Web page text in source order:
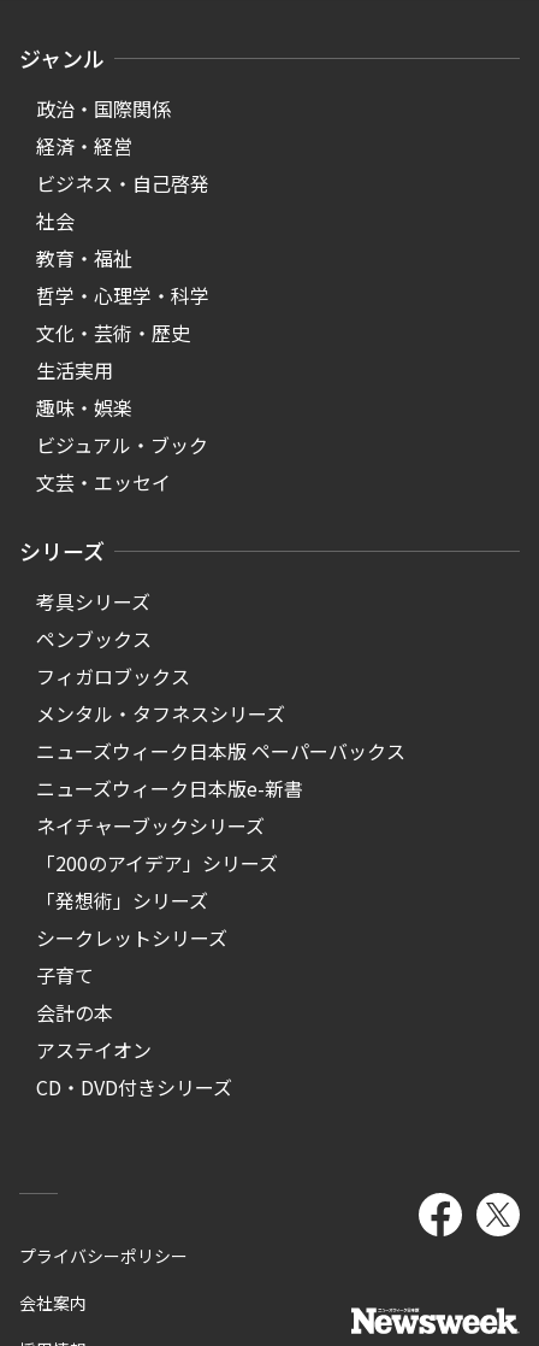
ジャンル
政治・国際関係
経済・経営
ビジネス・自己啓発
社会
教育・福祉
哲学・心理学・科学
文化・芸術・歴史
生活実用
趣味・娯楽
ビジュアル・ブック
文芸・エッセイ
シリーズ
考具シリーズ
ペンブックス
フィガロブックス
メンタル・タフネスシリーズ
ニューズウィーク日本版 ペーパーバックス
ニューズウィーク日本版e-新書
ネイチャーブックシリーズ
「200のアイデア」シリーズ
「発想術」シリーズ
シークレットシリーズ
子育て
会計の本
アステイオン
CD・DVD付きシリーズ
プライバシーポリシー
会社案内